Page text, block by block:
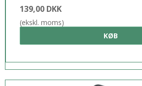
139,00 DKK
(ekskl. moms)
KØB